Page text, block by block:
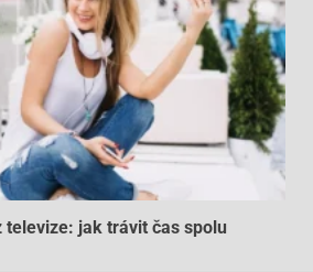
televize: jak trávit čas spolu